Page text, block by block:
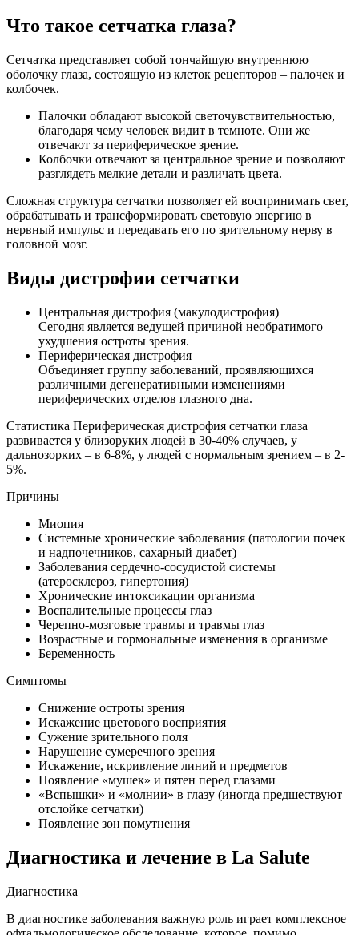
Что такое сетчатка глаза?
Сетчатка представляет собой тончайшую внутреннюю
оболочку глаза, состоящую из клеток рецепторов – палочек и
колбочек.
Палочки обладают высокой светочувствительностью,
благодаря чему человек видит в темноте. Они же
отвечают за периферическое зрение.
Колбочки отвечают за центральное зрение и позволяют
разглядеть мелкие детали и различать цвета.
Сложная структура сетчатки позволяет ей воспринимать свет,
обрабатывать и трансформировать световую энергию в
нервный импульс и передавать его по зрительному нерву в
головной мозг.
Виды дистрофии сетчатки
Центральная дистрофия (макулодистрофия)
Сегодня является ведущей причиной необратимого
ухудшения остроты зрения.
Периферическая дистрофия
Объединяет группу заболеваний, проявляющихся
различными дегенеративными изменениями
периферических отделов глазного дна.
Статистика Периферическая дистрофия сетчатки глаза
развивается у близоруких людей в 30-40% случаев, у
дальнозорких – в 6-8%, у людей с нормальным зрением – в 2-
5%.
Причины
Миопия
Системные хронические заболевания (патологии почек
и надпочечников, сахарный диабет)
Заболевания сердечно-сосудистой системы
(атеросклероз, гипертония)
Хронические интоксикации организма
Воспалительные процессы глаз
Черепно-мозговые травмы и травмы глаз
Возрастные и гормональные изменения в организме
Беременность
Симптомы
Снижение остроты зрения
Искажение цветового восприятия
Сужение зрительного поля
Нарушение сумеречного зрения
Искажение, искривление линий и предметов
Появление «мушек» и пятен перед глазами
«Вспышки» и «молнии» в глазу (иногда предшествуют
отслойке сетчатки)
Появление зон помутнения
Диагностика и лечение в La Salute
Диагностика
В диагностике заболевания важную роль играет комплексное